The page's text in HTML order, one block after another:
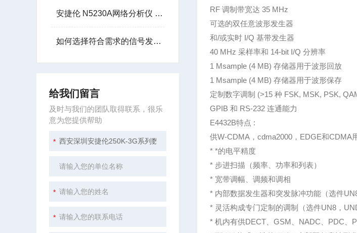
RF 调制带宽达 35 MHz
可选的双任意波形发生器
和/或实时 I/Q 基带发生器
40 MHz 采样率和 14-bit I/Q 分辨率
1 Msample (4 MB) 存储器用于波形回放
1 Msample (4 MB) 存储器用于波形保存
定制数字调制 (>15 种 FSK, MSK, PSK,
GPIB 和 RS-232 连通能力
E4432B特点 :
供W-CDMA，cdma2000，EDGE和CDMA
* *的电平精度
* 步进扫描（频率、功率和列表）
* 宽带调幅、调频和调相
* 内部数据发生器和突发脉冲功能（选件UN8
* 灵活构成专门定制的调制（选件UN8，
* 机内有供DECT、GSM、NADC、PDC、
安捷伦 N5230A网络分析仪 2/4 端口,高达 6/13
如何选择符合需求的信号发生器？
给我们留言
及时与我们的团队取得联系，很乐
意为您提供帮助